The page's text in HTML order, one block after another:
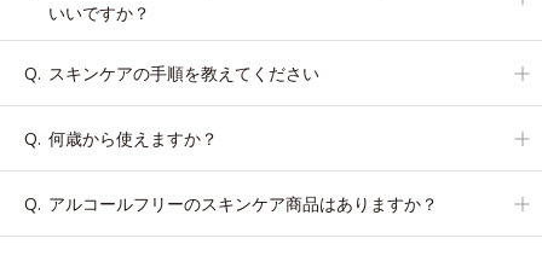
いいですか？
スキンケアの手順を教えてください
何歳から使えますか？
アルコールフリーのスキンケア商品はありますか？